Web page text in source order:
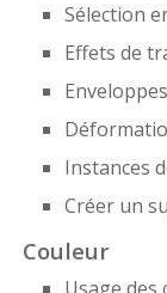
Sélection
Effets de
Instances
Créer un
Couleur